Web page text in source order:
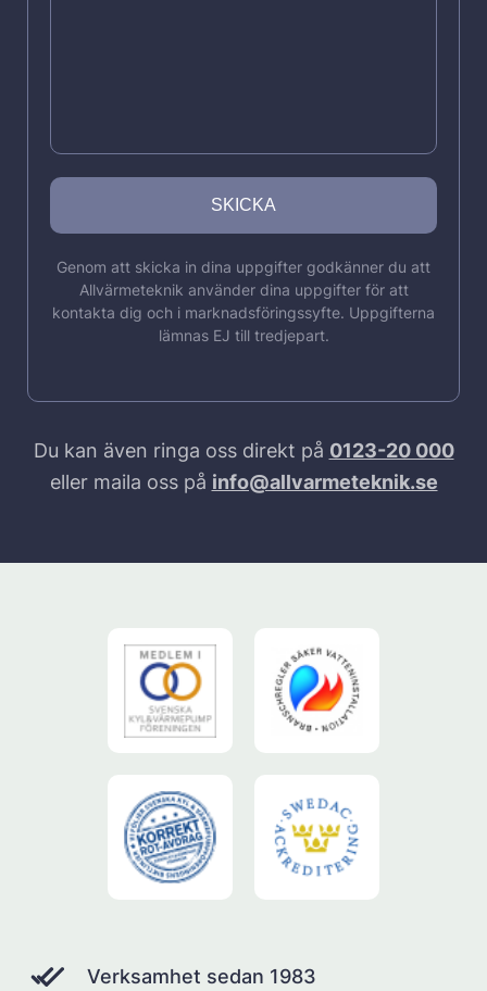
Genom att skicka in dina uppgifter godkänner du att
Allvärmeteknik använder dina uppgifter för att
kontakta dig och i marknadsföringssyfte. Uppgifterna
lämnas EJ till tredjepart.
Du kan även ringa oss direkt på 0123-20 000
eller maila oss på info@allvarmeteknik.se
Verksamhet sedan 1983